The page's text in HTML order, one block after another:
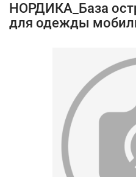
НОРДИКА_База
для одежды